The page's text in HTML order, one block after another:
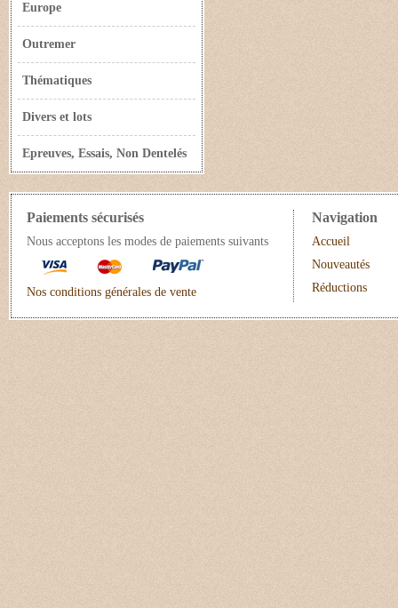
Europe
Outremer
Thématiques
Divers et lots
Epreuves, Essais, Non Dentelés
Paiements sécurisés
Nous acceptons les modes de paiements suivants
Nos conditions générales de vente
Navigation
Accueil
Nouveautés
Réductions